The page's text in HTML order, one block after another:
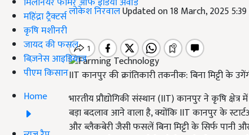
महिंद्रा ट्रैक्टर्स
कृषि मशीनरी
जायद की फसल
बिज़नेस आइडियाज
पीएम किसान
Home
लोकेश निरवालUpdated on 18 March, 2025
IIT कानपुर की क्रांतिकारी तकनीक: बिना मिट्टी के
भारतीय प्रौद्योगिकी संस्थान (IIT) कानपुर ने कृषि
बड़ा बदलाव आने वाला है, क्योंकि IIT कानपुर के
और ब्लैकबेरी जैसी फसलें बिना मिट्टी के सिर्फ